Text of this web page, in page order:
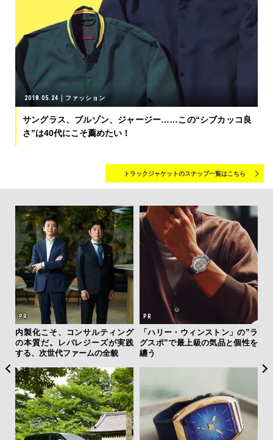
2018.05.24 ファッション
サングラス、ブルゾン、ジャージー……この“シブカッコ良
さ”は40代にこそ薦めたい！
トラックジャケットのスナップ一覧はこちら
内製化こそ、コンサルティング
の本質だ。レバレジーズが実践
する、次世代ファームの全貌
「ハリー・ウィンストン」の”ラ
グスポ”で最上級の気品と個性を
纏う
な